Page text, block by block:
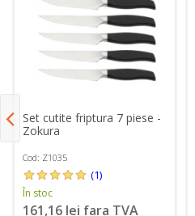
Set cutite friptura 7 piese -
Zokura
Cod: Z1035
(1)
În stoc
161,16 lei fara TVA